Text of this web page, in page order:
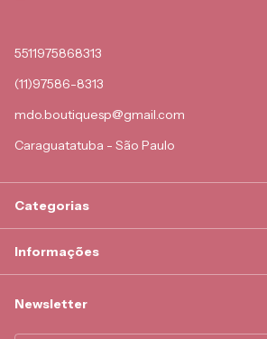
5511975868313
(11)97586-8313
mdo.boutiquesp@gmail.com
Caraguatatuba - São Paulo
Categorias
Informações
Newsletter